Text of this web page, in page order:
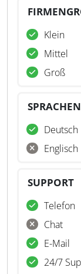
Klein
Mittel
Groß
SPRACHEN
Deutsch
Englisch
SUPPORT
Telefon
Chat
E-Mail
24/7